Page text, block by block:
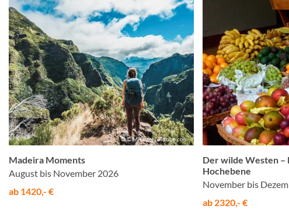
© © Michael / Adobe.com
Madeira Moments
August bis November 2026
ab 1420,- €
Der wilde Westen –
Hochebene
November bis
ab 2320,- €